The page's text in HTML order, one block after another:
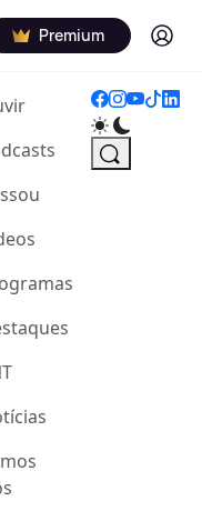
Premium Log in
(current)